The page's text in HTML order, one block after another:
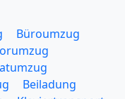
Büroumzug
Beiladung